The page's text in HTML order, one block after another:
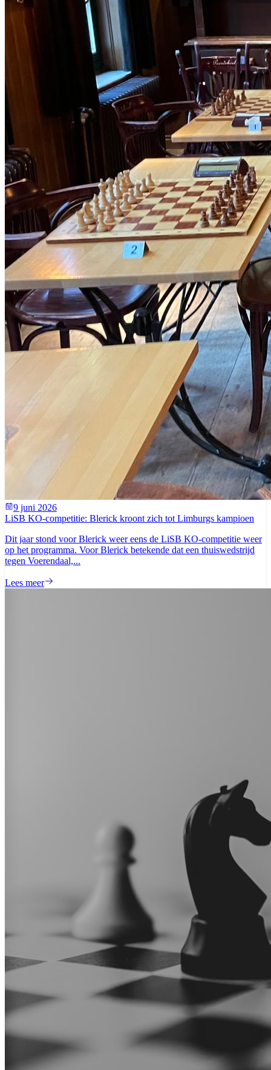
9 juni 2026
LiSB KO-competitie: Blerick kroont zich tot Limburgs kampioen
Dit jaar stond voor Blerick weer eens de LiSB KO-competitie weer
op het programma. Voor Blerick betekende dat een thuiswedstrijd
tegen Voerendaal,...
Lees meer